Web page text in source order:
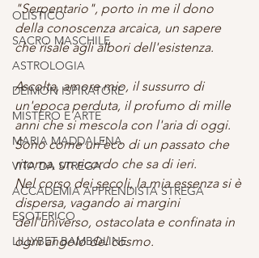
OLISTICO
SACRO MASCHILE
ASTROLOGIA
DEIMON ISPIRATORE
MISTERO E ARTE
MARIA MADDALENA
VITA DA STREGA
ACCADEMIA APPRENDISTA STREGA
ESOTERICO
LILLYBET BAMBOLINE
"Serpentario", porto in me il dono
della conoscenza arcaica, un sapere
che risale agli albori dell'esistenza.
Ascolta, amore mio, il sussurro di
un'epoca perduta, il profumo di mille
anni che si mescola con l'aria di oggi.
Sono come un'eco di un passato che
ritorna, un ricordo che sa di ieri.
Nel corso dei secoli, la mia essenza si è
dispersa, vagando ai margini
dell'universo, ostacolata e confinata in
ogni angolo del cosmo.